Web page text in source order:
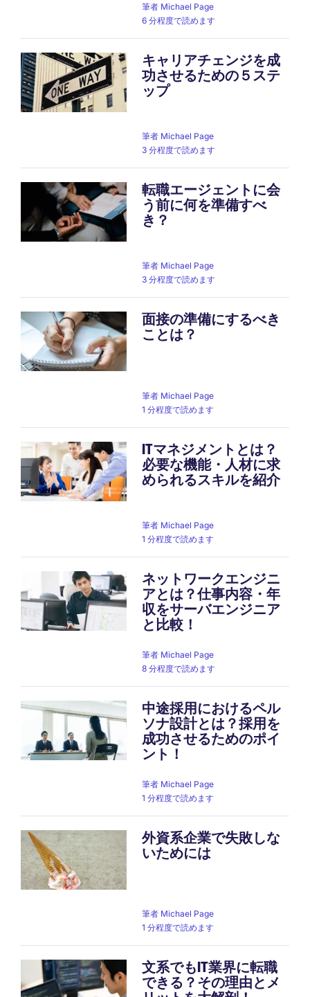
筆者 Michael Page
6 分程度で読めます
キャリアチェンジを成
功させるための５ステ
ップ
筆者 Michael Page
3 分程度で読めます
転職エージェントに会
う前に何を準備すべ
き？
筆者 Michael Page
3 分程度で読めます
面接の準備にするべき
ことは？
筆者 Michael Page
1 分程度で読めます
ITマネジメントとは？
必要な機能・人材に求
められるスキルを紹介
筆者 Michael Page
1 分程度で読めます
ネットワークエンジニ
アとは？仕事内容・年
収をサーバエンジニア
と比較！
筆者 Michael Page
8 分程度で読めます
中途採用におけるペル
ソナ設計とは？採用を
成功させるためのポイ
ント！
筆者 Michael Page
1 分程度で読めます
外資系企業で失敗しな
いためには
筆者 Michael Page
1 分程度で読めます
文系でもIT業界に転職
できる？その理由とメ